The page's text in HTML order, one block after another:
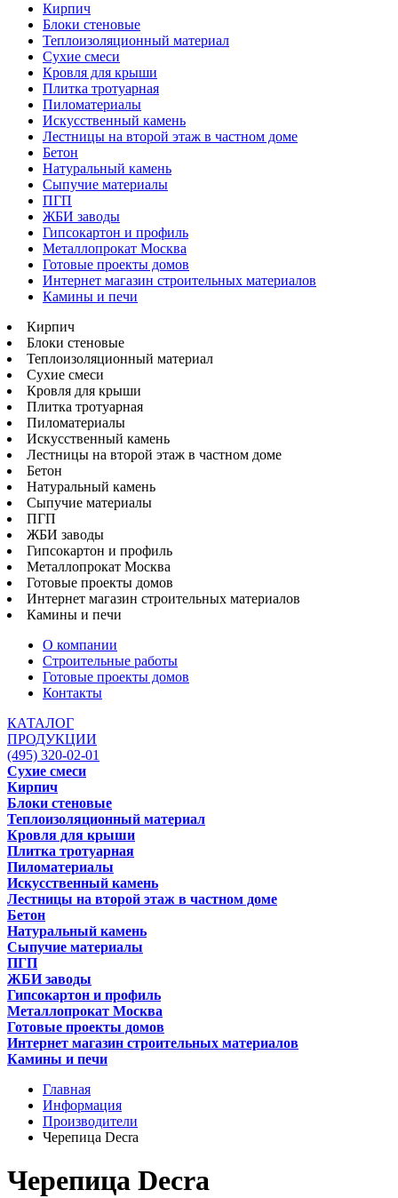
Кирпич
Блоки стеновые
Теплоизоляционный материал
Сухие смеси
Кровля для крыши
Плитка тротуарная
Пиломатериалы
Искусственный камень
Лестницы на второй этаж в частном доме
Бетон
Натуральный камень
Сыпучие материалы
ПГП
ЖБИ заводы
Гипсокартон и профиль
Металлопрокат Москва
Готовые проекты домов
Интернет магазин строительных материалов
Камины и печи
Кирпич
Блоки стеновые
Теплоизоляционный материал
Сухие смеси
Кровля для крыши
Плитка тротуарная
Пиломатериалы
Искусственный камень
Лестницы на второй этаж в частном доме
Бетон
Натуральный камень
Сыпучие материалы
ПГП
ЖБИ заводы
Гипсокартон и профиль
Металлопрокат Москва
Готовые проекты домов
Интернет магазин строительных материалов
Камины и печи
О компании
Строительные работы
Готовые проекты домов
Контакты
КАТАЛОГ
ПРОДУКЦИИ
(495) 320-02-01
Сухие смеси
Кирпич
Блоки стеновые
Теплоизоляционный материал
Кровля для крыши
Плитка тротуарная
Пиломатериалы
Искусственный камень
Лестницы на второй этаж в частном доме
Бетон
Натуральный камень
Сыпучие материалы
ПГП
ЖБИ заводы
Гипсокартон и профиль
Металлопрокат Москва
Готовые проекты домов
Интернет магазин строительных материалов
Камины и печи
Главная
Информация
Производители
Черепица Decra
Черепица Decra